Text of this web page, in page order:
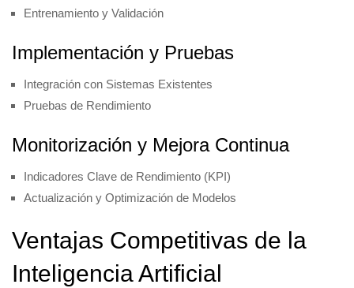
Entrenamiento y Validación
Implementación y Pruebas
Integración con Sistemas Existentes
Pruebas de Rendimiento
Monitorización y Mejora Continua
Indicadores Clave de Rendimiento (KPI)
Actualización y Optimización de Modelos
Ventajas Competitivas de la
Inteligencia Artificial